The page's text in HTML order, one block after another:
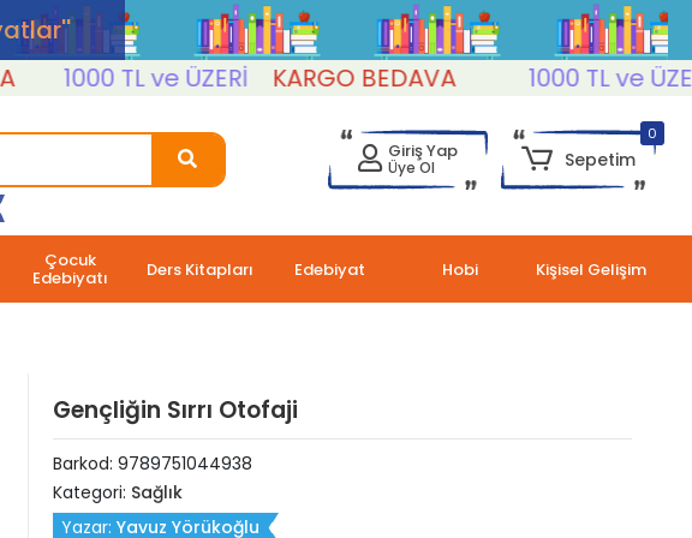
1000 TL ve ÜZERİ KARGO BEDAVA 1000 TL ve ÜZERİ
Giriş Yap
Üye Ol
0
Sepetim
Çocuk
Edebiyatı Ders Kitapları Edebiyat Hobi Kişisel Gelişim
Gençliğin Sırrı Otofaji
Barkod: 9789751044938
Kategori: Sağlık
Yazar: Yavuz Yörükoğlu